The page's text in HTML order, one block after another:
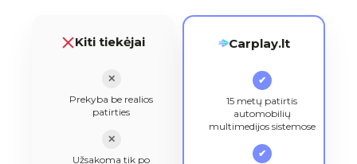
Kiti tiekėjai
✕
Prekyba be realios
patirties
✕
Užsakoma tik po
Carplay.lt
✔
15 metų patirtis
automobilių
multimedijos sistemose
✔